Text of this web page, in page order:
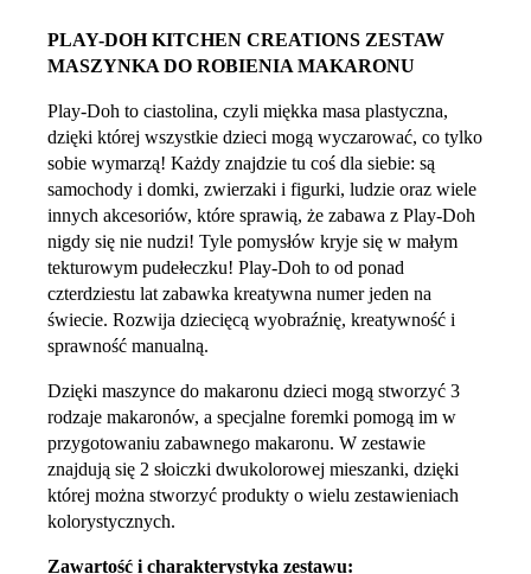
PLAY-DOH KITCHEN CREATIONS ZESTAW
MASZYNKA DO ROBIENIA MAKARONU
Play-Doh to ciastolina, czyli miękka masa plastyczna,
dzięki której wszystkie dzieci mogą wyczarować, co tylko
sobie wymarzą! Każdy znajdzie tu coś dla siebie: są
samochody i domki, zwierzaki i figurki, ludzie oraz wiele
innych akcesoriów, które sprawią, że zabawa z Play-Doh
nigdy się nie nudzi! Tyle pomysłów kryje się w małym
tekturowym pudełeczku! Play-Doh to od ponad
czterdziestu lat zabawka kreatywna numer jeden na
świecie. Rozwija dziecięcą wyobraźnię, kreatywność i
sprawność manualną.
Dzięki maszynce do makaronu dzieci mogą stworzyć 3
rodzaje makaronów, a specjalne foremki pomogą im w
przygotowaniu zabawnego makaronu. W zestawie
znajdują się 2 słoiczki dwukolorowej mieszanki, dzięki
której można stworzyć produkty o wielu zestawieniach
kolorystycznych.
Zawartość i charakterystyka zestawu: